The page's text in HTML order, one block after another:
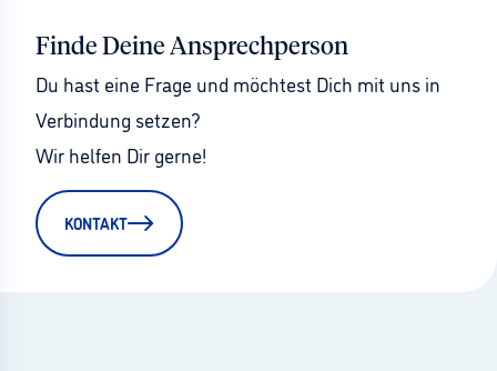
Finde Deine Ansprechperson
Du hast eine Frage und möchtest Dich mit uns in
Verbindung setzen?
Wir helfen Dir gerne!
KONTAKT